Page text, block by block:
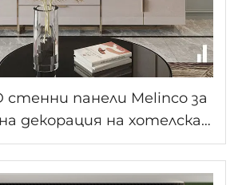
стенни панели Melinco за
декорация на хотелска
мраморни стени